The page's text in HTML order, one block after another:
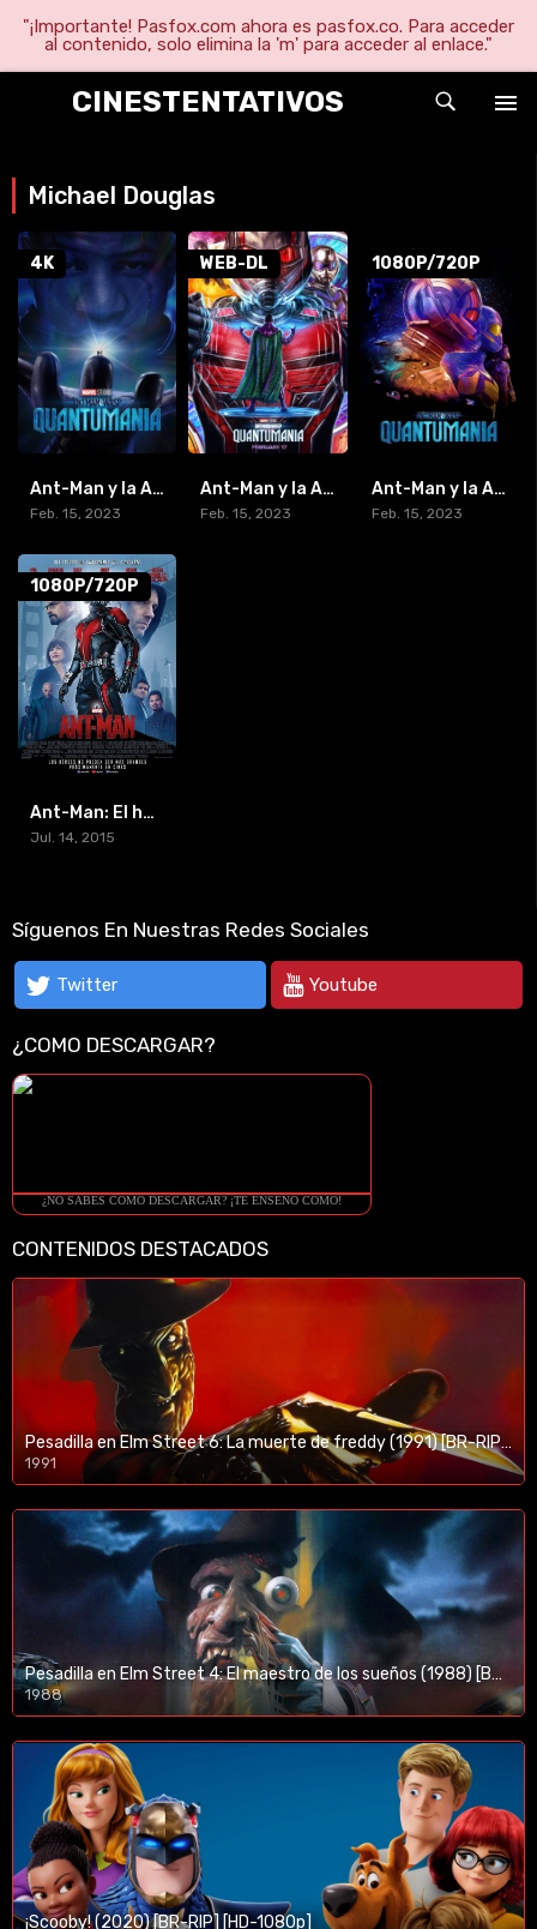
"¡Importante! Pasfox.com ahora es pasfox.co. Para acceder
al contenido, solo elimina la 'm' para acceder al enlace."
CINESTENTATIVOS
Michael Douglas
4K
Ant-Man y la Avispa: Quantumanía (2022) WEB-DL UltraHD HDR10+
Feb. 15, 2023
WEB-DL
Ant-Man y la Avispa: Quantumanía (2022) [WEB-DL 1080p]
Feb. 15, 2023
1080P/720P
Ant-Man y la Avispa: Quantumanía (2023) [BR-RIP] [HD-1080p]
Feb. 15, 2023
1080P/720P
Ant-Man: El hombre hormiga (2015) [BR-RIP] [HD-1080p]
Jul. 14, 2015
Síguenos En Nuestras Redes Sociales
Twitter Youtube
¿COMO DESCARGAR?
¿NO SABES COMO DESCARGAR? ¡TE ENSEÑO COMO!
CONTENIDOS DESTACADOS
Pesadilla en Elm Street 6: La muerte de freddy (1991) [BR-RIP] [HD-1080p]
1991
Pesadilla en Elm Street 4: El maestro de los sueños (1988) [BR-RIP] [HD-1080p]
1988
¡Scooby! (2020) [BR-RIP] [HD-1080p]